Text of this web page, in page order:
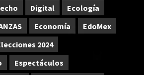
Digital
Ecología
Economía
EdoMex
2024
Espectáculos